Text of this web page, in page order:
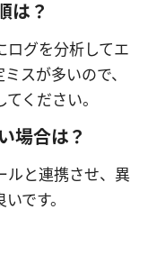
は？
ログを分析してエ
スが多いので、
ください。
場合は？
ルと連携させ、異
です。